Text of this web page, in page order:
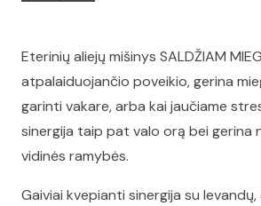
Eterinių aliejų mišinys SALDŽIAM
atpalaiduojančio poveikio, gerina
garinti vakare, arba kai jaučiame
sinergija taip pat valo orą bei gerina
vidinės ramybės.
Gaiviai kvepianti sinergija su levandų,